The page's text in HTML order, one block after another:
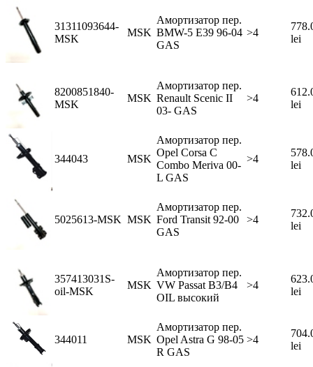
31311093644-
MSK
MSK
Амортизатор пер.
BMW-5 E39 96-04
GAS
>4
lei
8200851840-
MSK
MSK
Амортизатор пер.
Renault Scenic II
03- GAS
>4
lei
344043 MSK
Амортизатор пер.
Opel Corsa C
Combo Meriva 00-
L GAS
>4
lei
5025613-MSK MSK
Амортизатор пер.
Ford Transit 92-00
GAS
>4
lei
357413031S-
oil-MSK
MSK
Амортизатор пер.
VW Passat B3/B4
OIL высокий
>4
lei
344011 MSK
Амортизатор пер.
Opel Astra G 98-05
R GAS
>4
lei